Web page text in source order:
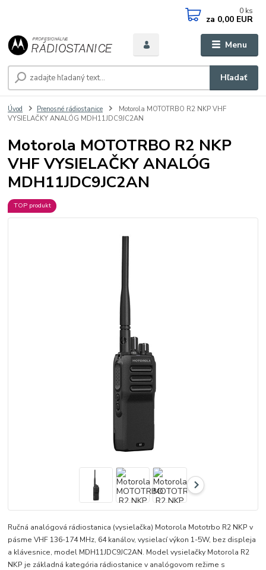
Menu
Hľadať
0 ks
za 0,00 EUR
Úvod Prenosné rádiostanice
Motorola MOTOTRBO R2 NKP VHF
VYSIELAČKY ANALÓG MDH11JDC9JC2AN
Motorola MOTOTRBO R2 NKP
VHF VYSIELAČKY ANALÓG
MDH11JDC9JC2AN
TOP produkt
Ručná analógová rádiostanica (vysielačka) Motorola Mototrbo R2 NKP v
pásme VHF 136-174 MHz, 64 kanálov, vysielací výkon 1-5W, bez displeja
a klávesnice, model MDH11JDC9JC2AN. Model vysielačky Motorola R2
NKP je základná kategória rádiostanice v analógovom režime s